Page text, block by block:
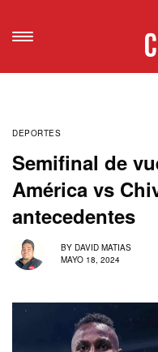
DEPORTES
Semifinal de
América vs
antecedentes
BY DAVID MATIAS
MAYO 18, 2024